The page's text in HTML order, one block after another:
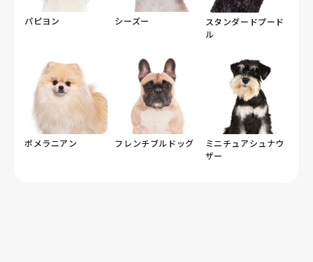
パピヨン シーズー
スタンダードプード
ル
ポメラニアン フレンチブルドッグ
ミニチュアシュナウ
ザー